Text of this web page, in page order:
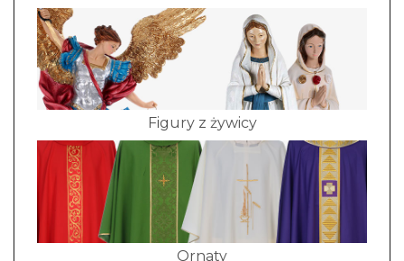
Figury z żywicy
Ornaty